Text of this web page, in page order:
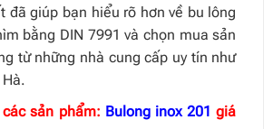
đã giúp bạn hiểu rõ hơn về bu lông
bằng DIN 7991 và chọn mua sản
từ những nhà cung cấp uy tín như
sản phẩm: Bulong inox 201 giá